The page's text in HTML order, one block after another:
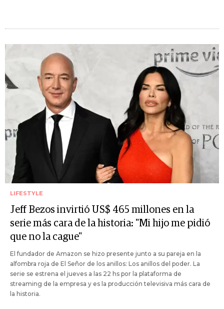
LIFESTYLE
Jeff Bezos invirtió US$ 465 millones en la
serie más cara de la historia: "Mi hijo me pidió
que no la cague"
El fundador de Amazon se hizo presente junto a su pareja en la
alfombra roja de El Señor de los anillos: Los anillos del poder. La
serie se estrena el jueves a las 22 hs por la plataforma de
streaming de la empresa y es la producción televisiva más cara de
la historia.